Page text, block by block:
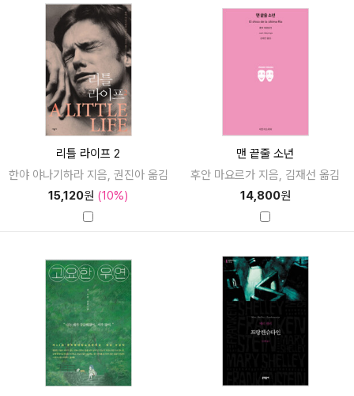
리틀 라이프 2
한야 야나기하라 지음, 권진아 옮김
15,120원 (10%)
맨 끝줄 소년
후안 마요르가 지음, 김재선 옮김
14,800원